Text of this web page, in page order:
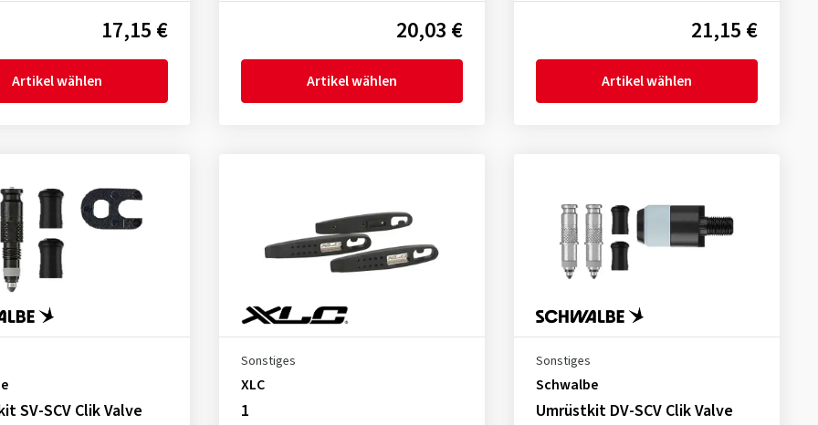
17,15 €
Artikel wählen
20,03 €
Artikel wählen
21,15 €
Artikel wählen
SV-SCV Clik Valve
Sonstiges
XLC
1
Sonstiges
Schwalbe
Umrüstkit DV-SCV Clik Valve